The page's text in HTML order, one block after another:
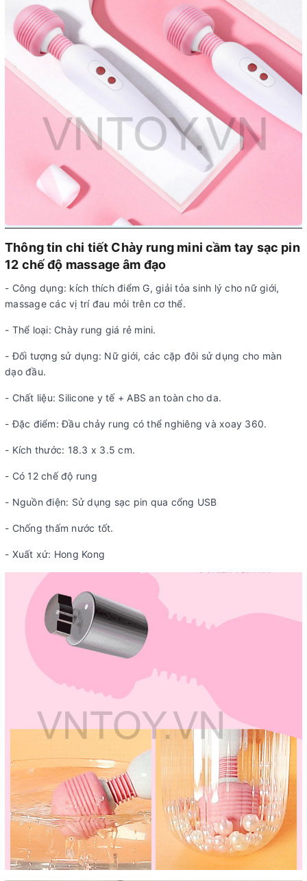
Thông tin chi tiết Chày rung mini cầm tay sạc pin
12 chế độ massage âm đạo
- Công dụng: kích thích điểm G, giải tỏa sinh lý cho nữ giới,
massage các vị trí đau mỏi trên cơ thể.
- Thể loại: Chày rung giá rẻ mini.
- Đối tượng sử dụng: Nữ giới, các cặp đôi sử dụng cho màn
dạo đầu.
- Chất liệu: Silicone y tế + ABS an toàn cho da.
- Đặc điểm: Đầu chảy rung có thể nghiêng và xoay 360.
- Kích thước: 18.3 x 3.5 cm.
- Có 12 chế độ rung
- Nguồn điện: Sử dụng sạc pin qua cổng USB
- Chống thấm nước tốt.
- Xuất xứ: Hong Kong